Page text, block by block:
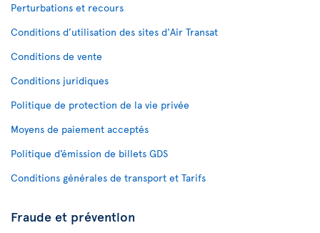
Perturbations et recours
Conditions d’utilisation des sites d'Air Transat
Conditions de vente
Conditions juridiques
Politique de protection de la vie privée
Moyens de paiement acceptés
Politique d’émission de billets GDS
Conditions générales de transport et Tarifs
Fraude et prévention